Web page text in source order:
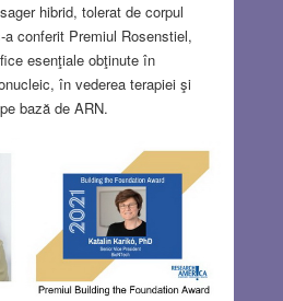
hibrid, tolerat de corpul
conferit Premiul Rosenstiel,
esenţiale obţinute în
în vederea terapiei şi
bază de ARN.